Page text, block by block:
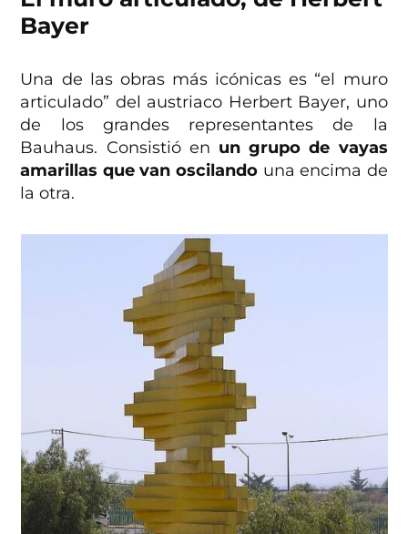
Bayer
Una de las obras más icónicas es “el muro
articulado” del austriaco Herbert Bayer, uno
de los grandes representantes de la
Bauhaus. Consistió en un grupo de vayas
amarillas que van oscilando una encima de
la otra.